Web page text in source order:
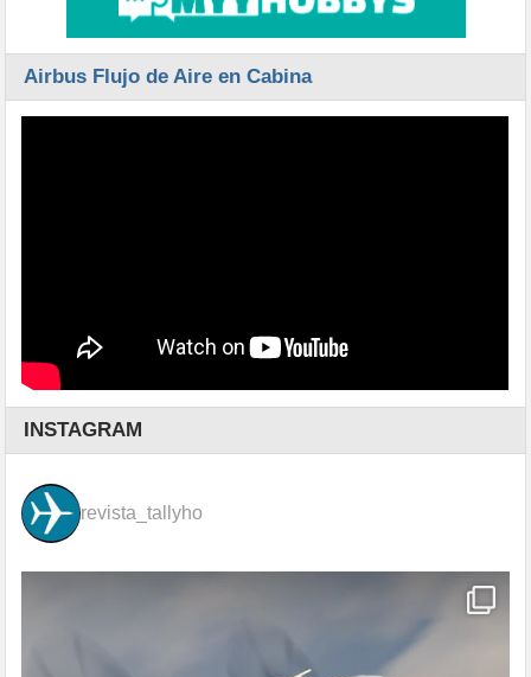
Airbus Flujo de Aire en Cabina
INSTAGRAM
revista_tallyho